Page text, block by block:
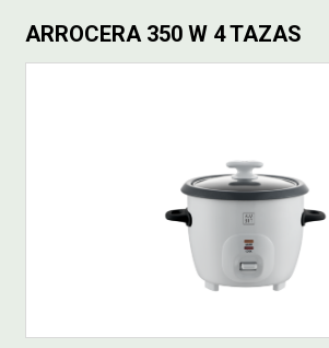
ARROCERA 350 W 4 TAZAS
OFERTAS
CONTACTAR
FERROVICMAR